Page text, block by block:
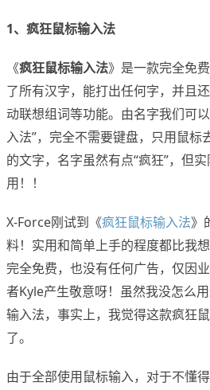
1、疯狂鼠标输入法
《疯狂鼠标输入法》是一款完全免
了所有汉字，能打出任何字，并且
动联想组词等功能。由名字我们可
入法”，完全不需要键盘，只用鼠标
的文字，名字虽然有点“疯狂”，但
用！！
X-Force刚试到《疯狂鼠标输入法》
料！实用和简单上手的程度都比我
完全免费，也没有任何广告，仅因
者Kyle产生敬意呀！虽然我没怎么
输入法，事实上，我觉得这款疯狂
了。
由于全部使用鼠标输入，对于不懂